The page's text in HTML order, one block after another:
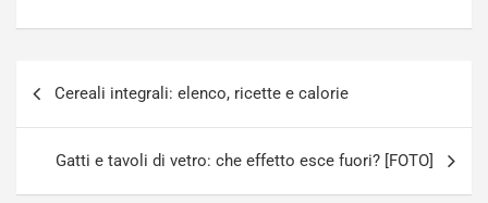
Cereali integrali: elenco, ricette e calorie
Gatti e tavoli di vetro: che effetto esce fuori? [FOTO]